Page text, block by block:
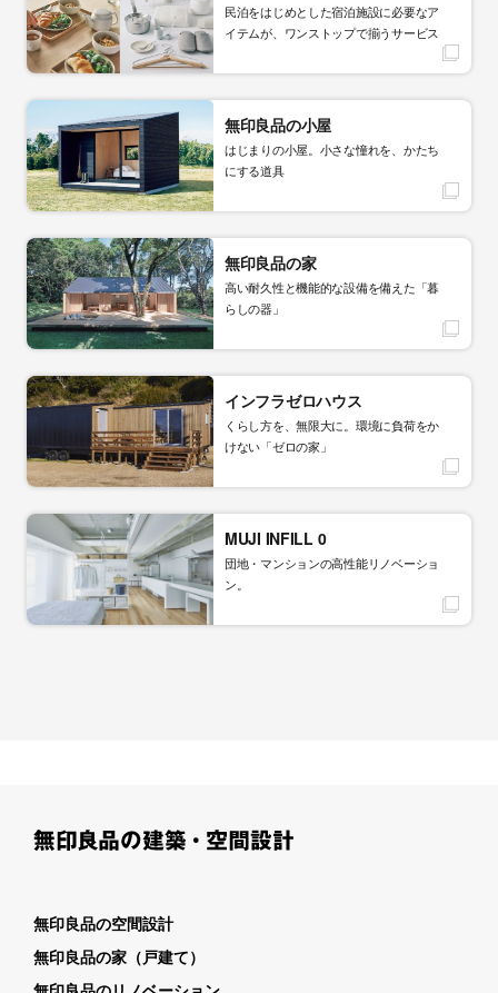
民泊をはじめとした宿泊施設に必要なア
イテムが、ワンストップで揃うサービス
無印良品の小屋
はじまりの小屋。小さな憧れを、かたち
にする道具
無印良品の家
高い耐久性と機能的な設備を備えた「暮
らしの器」
インフラゼロハウス
くらし方を、無限大に。環境に負荷をか
けない「ゼロの家」
MUJI INFILL 0
団地・マンションの高性能リノベーショ
ン。
無印良品の空間設計
無印良品の家（戸建て）